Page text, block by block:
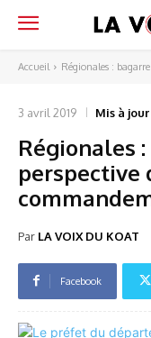
Accueil Régionales :
3 avril 2019 Mis à
Régionales
perspective
Par LA VOIX DU KOAT
Facebook